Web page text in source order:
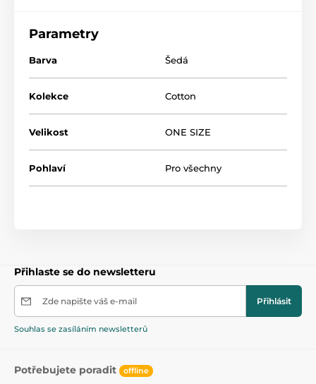
Parametry
Barva Šedá
Kolekce Cotton
Velikost ONE SIZE
Pohlaví Pro všechny
Přihlaste se do newsletteru
Zde napište váš e-mail Přihlásit
Souhlas se zasíláním newsletterů
Potřebujete poradit offline